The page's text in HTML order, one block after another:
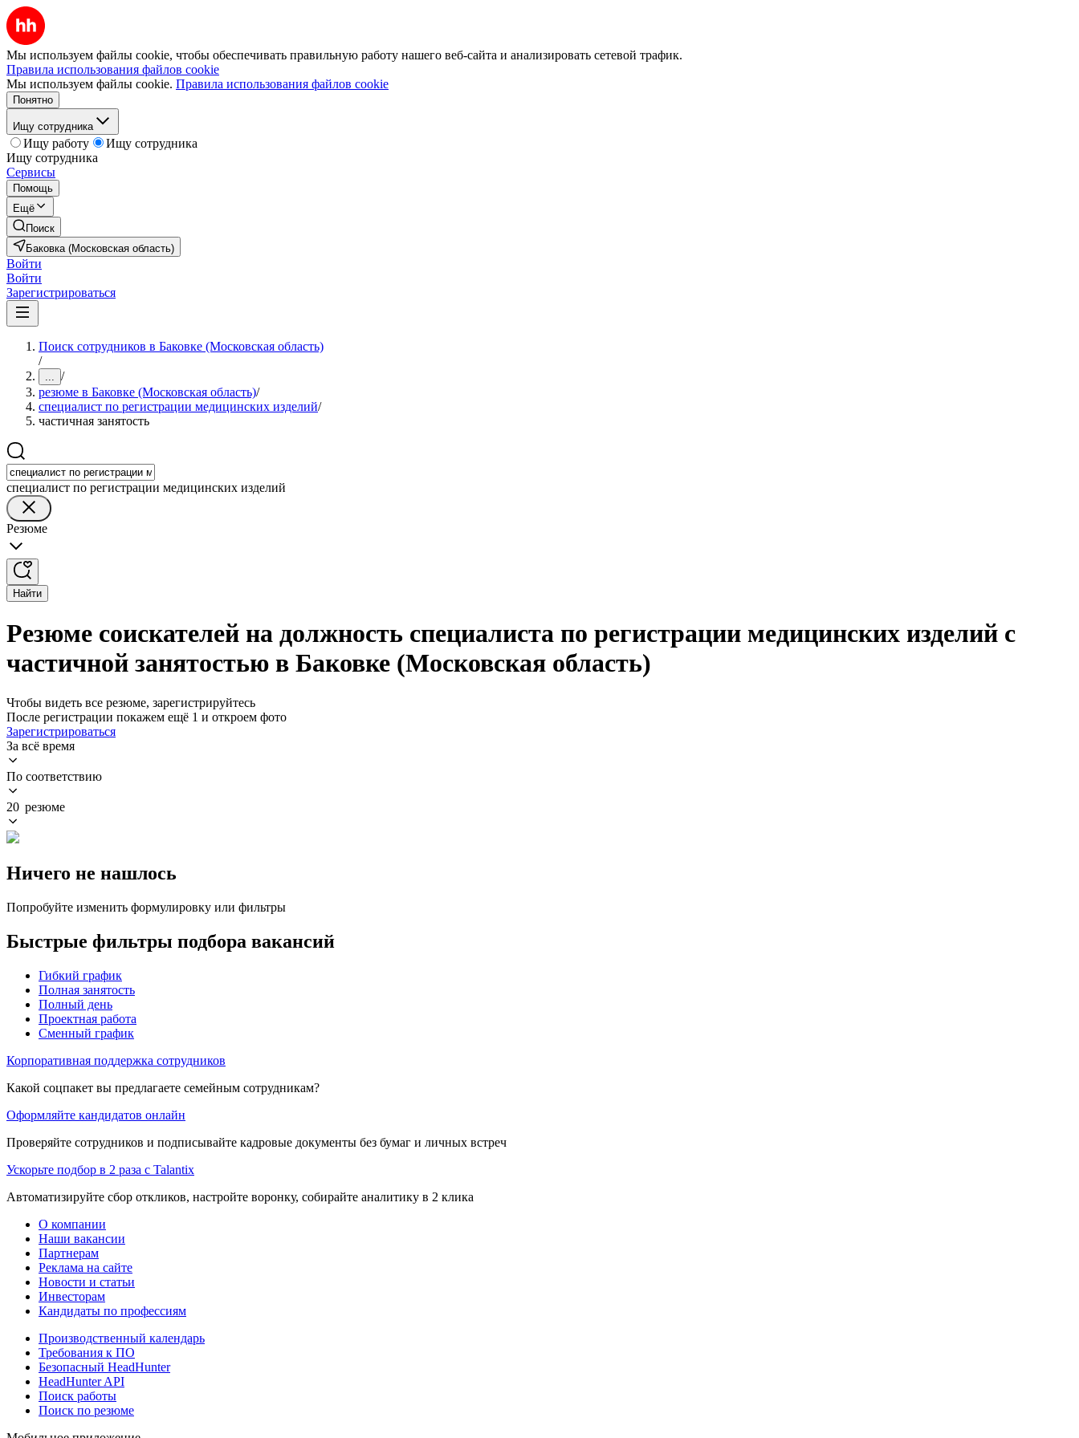
Мы используем файлы cookie, чтобы обеспечивать правильную работу нашего веб-сайта и анализировать сетевой трафик.
Правила использования файлов cookie
Мы используем файлы cookie. Правила использования файлов cookie
Понятно
Ищу сотрудника
Ищу работу
Ищу сотрудника
Ищу сотрудника
Сервисы
Помощь
Ещё
Поиск
Баковка (Московская область)
Войти
Войти
Зарегистрироваться
Поиск сотрудников в Баковке (Московская область)
/
... /
резюме в Баковке (Московская область)/
специалист по регистрации медицинских изделий/
частичная занятость
специалист по регистрации медицинских изделий
Резюме
Найти
Резюме соискателей на должность специалиста по регистрации медицинских изделий с
частичной занятостью в Баковке (Московская область)
Чтобы видеть все резюме, зарегистрируйтесь
После регистрации покажем ещё 1 и откроем фото
Зарегистрироваться
За всё время
По соответствию
20 резюме
Ничего не нашлось
Попробуйте изменить формулировку или фильтры
Быстрые фильтры подбора вакансий
Гибкий график
Полная занятость
Полный день
Проектная работа
Сменный график
Корпоративная поддержка сотрудников
Какой соцпакет вы предлагаете семейным сотрудникам?
Оформляйте кандидатов онлайн
Проверяйте сотрудников и подписывайте кадровые документы без бумаг и личных встреч
Ускорьте подбор в 2 раза с Talantix
Автоматизируйте сбор откликов, настройте воронку, собирайте аналитику в 2 клика
О компании
Наши вакансии
Партнерам
Реклама на сайте
Новости и статьи
Инвесторам
Кандидаты по профессиям
Производственный календарь
Требования к ПО
Безопасный HeadHunter
HeadHunter API
Поиск работы
Поиск по резюме